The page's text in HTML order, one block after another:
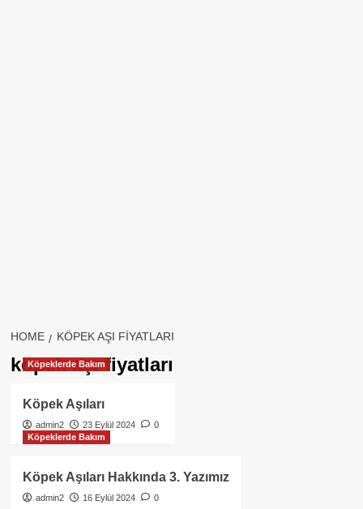
HOME KÖPEK AŞI FIYATLARI
köpek aşı fiyatları
Köpeklerde Bakım
Köpek Aşıları
admin2 23 Eylül 2024
0
Köpeklerde Bakım
Köpek Aşıları Hakkında 3. Yazımız
admin2 16 Eylül 2024 0